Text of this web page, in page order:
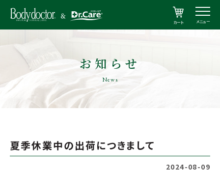
カート メニュー
お知らせ
News
夏季休業中の出荷につきまして
2024-08-09